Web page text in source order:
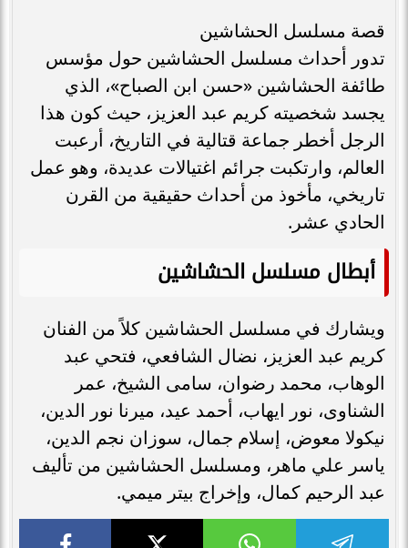
قصة مسلسل الحشاشين
تدور أحداث مسلسل الحشاشين حول مؤسس
طائفة الحشاشين «حسن ابن الصباح»، الذي
يجسد شخصيته كريم عبد العزيز، حيث كون هذا
الرجل أخطر جماعة قتالية في التاريخ، أرعبت
العالم، وارتكبت جرائم اغتيالات عديدة، وهو عمل
تاريخي، مأخوذ من أحداث حقيقية من القرن
الحادي عشر.
أبطال مسلسل الحشاشين
ويشارك في مسلسل الحشاشين كلاً من الفنان
كريم عبد العزيز، نضال الشافعي، فتحي عبد
الوهاب، محمد رضوان، سامى الشيخ، عمر
الشناوى، نور ايهاب، أحمد عيد، ميرنا نور الدين،
نيكولا معوض، إسلام جمال، سوزان نجم الدين،
ياسر علي ماهر، ومسلسل الحشاشين من تأليف
عبد الرحيم كمال، وإخراج بيتر ميمي.